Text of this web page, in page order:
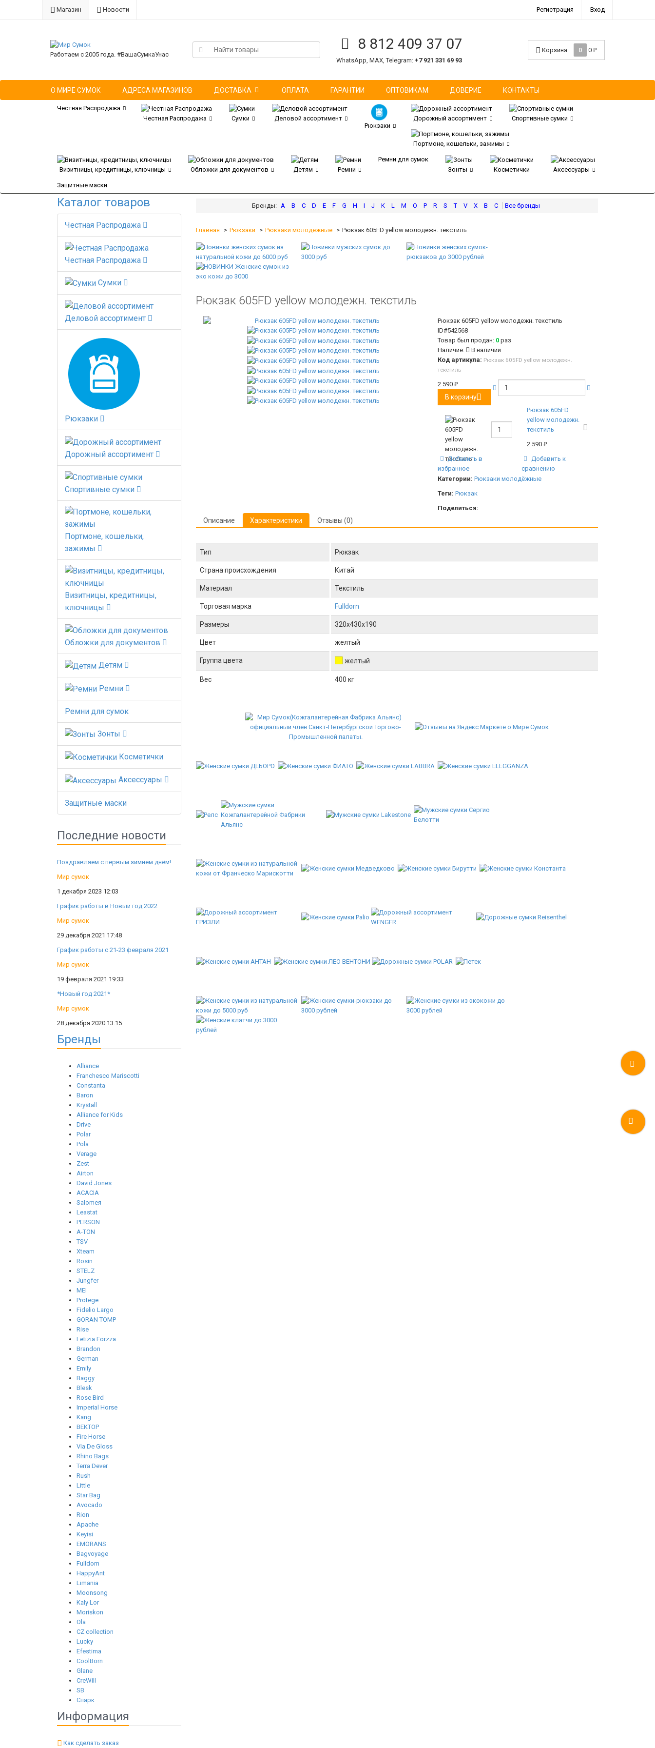
Магазин Новости Регистрация Вход
Работаем с 2005 года. #ВашаСумкаУнас
8 812 409 37 07
WhatsApp, MAX, Telegram: +7 921 331 69 93
Корзина 0 0 ₽
О МИРЕ СУМОК АДРЕСА МАГАЗИНОВ ДОСТАВКА ОПЛАТА ГАРАНТИИ ОПТОВИКАМ ДОВЕРИЕ КОНТАКТЫ
Честная Распродажа
Честная Распродажа
Сумки
Деловой ассортимент
Рюкзаки
Дорожный ассортимент Спортивные сумки
Портмоне, кошельки, зажимы
Визитницы, кредитницы, ключницы Обложки для документов Детям Ремни
Ремни для сумок
Зонты
Косметички Аксессуары
Защитные маски
Каталог товаров
Честная Распродажа
Честная Распродажа
Сумки
Деловой ассортимент
Рюкзаки
Дорожный ассортимент
Спортивные сумки
Портмоне, кошельки,
зажимы
Визитницы, кредитницы,
ключницы
Обложки для документов
Детям
Ремни
Ремни для сумок
Зонты
Косметички
Аксессуары
Защитные маски
Последние новости
Поздравляем с первым зимнем днём!
Мир сумок
1 декабря 2023 12:03
График работы в Новый год 2022
Мир сумок
29 декабря 2021 17:48
График работы с 21-23 февраля 2021
Мир сумок
19 февраля 2021 19:33
*Новый год 2021*
Мир сумок
28 декабря 2020 13:15
Бренды
Alliance
Franchesco Mariscotti
Constanta
Baron
Krystall
Alliance for Kids
Drive
Polar
Pola
Verage
Zest
Airton
David Jones
ACACIA
Salomeя
Leastat
PERSON
A-TON
TSV
Xteam
Rosin
STELZ
Jungfer
MEI
Protege
Fidelio Largo
GORAN TOMP
Rise
Letizia Forzza
Brandon
German
Emily
Baggy
Blesk
Rose Bird
Imperial Horse
Kang
ВЕКТОР
Fire Horse
Via De Gloss
Rhino Bags
Terra Dever
Rush
Little
Star Bag
Avocado
Rion
Apache
Keyisi
EMORANS
Bagvoyage
Fulldorn
HappyAnt
Limania
Moonsong
Kaly Lor
Moriskon
Ola
CZ collection
Lucky
Efestima
CoolBorn
Glane
CreWill
SB
Спарк
Информация
Как сделать заказ
A B C D E F G H I J K L M O P R S T V X В С
Главная Рюкзаки Рюкзаки молодёжные Рюкзак 605FD yellow молодежн. текстиль
Рюкзак 605FD yellow молодежн. текстиль
Рюкзак 605FD yellow молодежн. текстиль
ID#542568
Товар был продан: 0 раз
Наличие:
В наличии
Код артикула: Рюкзак 605FD yellow молодежн.
текстиль
2 590₽
В корзину
Рюкзак 605FD
yellow молодежн.
текстиль
2 590₽
Добавить в
избранное
Добавить к
сравнению
Категории: Рюкзаки молодёжные
Теги: Рюкзак
Поделиться:
Описание Характеристики Отзывы (0)
Тип Рюкзак
Страна происхождения Китай
Материал Текстиль
Торговая марка Fulldorn
Размеры 320x430x190
Цвет желтый
Группа цвета желтый
Вес 400 кг